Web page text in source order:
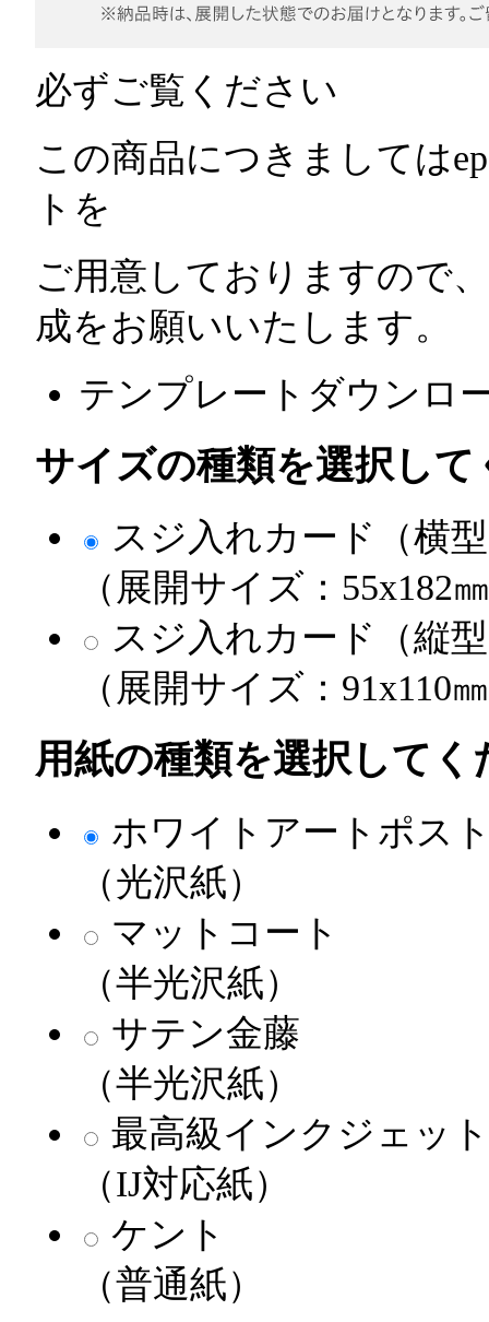
必ずご覧ください
この商品につきましては
トを
ご用意しておりますので
成をお願いいたします。
テンプレートダウンロ
サイズの種類を選択して
スジ入れカード（横
（展開サイズ：55x182
スジ入れカード（縦
（展開サイズ：91x110
用紙の種類を選択してく
ホワイトアートポス
（光沢紙）
マットコート
（半光沢紙）
サテン金藤
（半光沢紙）
最高級インクジェッ
（IJ対応紙）
ケント
（普通紙）